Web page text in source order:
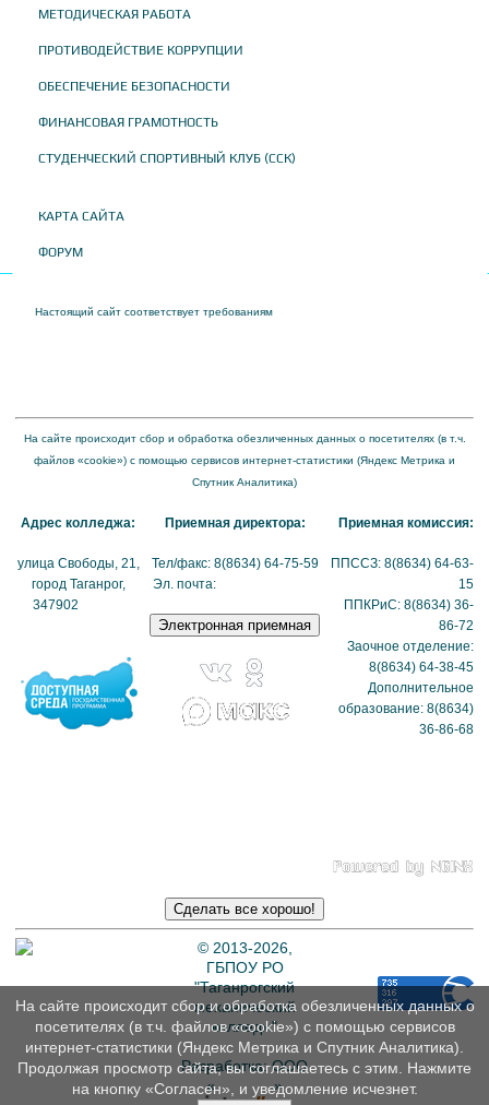
МЕТОДИЧЕСКАЯ РАБОТА
ПРОТИВОДЕЙСТВИЕ КОРРУПЦИИ
ОБЕСПЕЧЕНИЕ БЕЗОПАСНОСТИ
ФИНАНСОВАЯ ГРАМОТНОСТЬ
СТУДЕНЧЕСКИЙ СПОРТИВНЫЙ КЛУБ (ССК)
КАРТА САЙТА
ФОРУМ
Настоящий сайт соответствует требованиям
На сайте происходит сбор и обработка обезличенных данных о посетителях (в т.ч.
файлов «cookie») с помощью сервисов интернет-статистики (Яндекс Метрика и
Спутник Аналитика)
Адрес колледжа:
улица Свободы, 21,
город Таганрог,
347902
Приемная директора:
Тел/факс: 8(8634) 64-75-59
Эл. почта:
Приемная комиссия:
ППССЗ: 8(8634) 64-63-
15
ППКРиС: 8(8634) 36-
86-72
Заочное отделение:
8(8634) 64-38-45
Дополнительное
образование: 8(8634)
36-86-68
© 2013-2026,
ГБПОУ РО
"Таганрогский
механический
колледж"
Разработка: ООО
«Интэрсо»
На сайте происходит сбор и обработка обезличенных данных о
посетителях (в т.ч. файлов «cookie») с помощью сервисов
интернет-статистики (Яндекс Метрика и Спутник Аналитика).
Продолжая просмотр сайта, вы соглашаетесь с этим. Нажмите
на кнопку «Согласен», и уведомление исчезнет.